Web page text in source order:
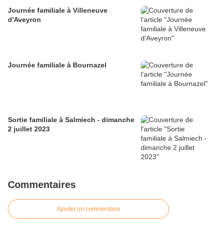
Journée familiale à Villeneuve
d'Aveyron
Journée familiale à Bournazel
Sortie familiale à Salmiech - dimanche
2 juillet 2023
Commentaires
Ajouter un commentaire